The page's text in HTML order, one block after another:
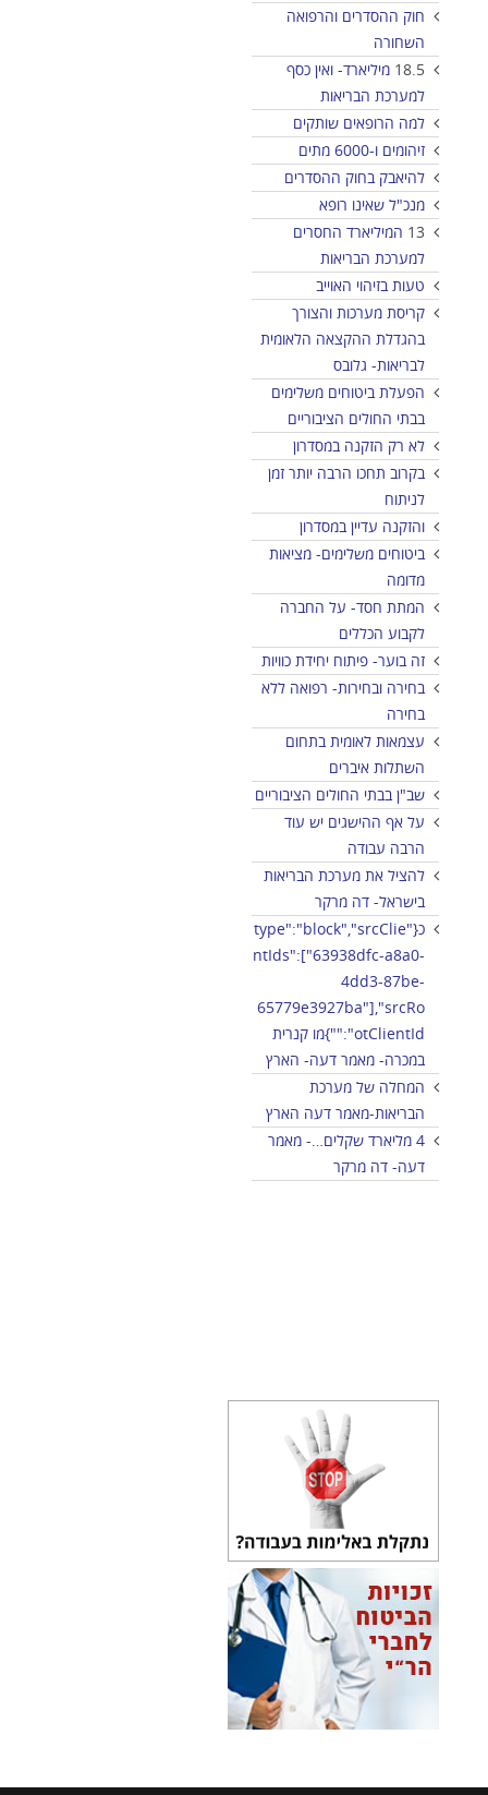
חוק ההסדרים והרפואה
השחורה
18.5 מיליארד- ואין כסף
למערכת הבריאות
למה הרופאים שותקים
זיהומים ו-6000 מתים
להיאבק בחוק ההסדרים
מנכ"ל שאינו רופא
13 המיליארד החסרים
למערכת הבריאות
טעות בזיהוי האוייב
קריסת מערכות והצורך
בהגדלת ההקצאה הלאומית
לבריאות- גלובס
הפעלת ביטוחים משלימים
בבתי החולים הציבוריים
לא רק הזקנה במסדרון
בקרוב תחכו הרבה יותר זמן
לניתוח
והזקנה עדיין במסדרון
ביטוחים משלימים- מציאות
מדומה
המתת חסד- על החברה
לקבוע הכללים
זה בוער- פיתוח יחידת כוויות
בחירה ובחירות- רפואה ללא
בחירה
עצמאות לאומית בתחום
השתלות איברים
שב"ן בבתי החולים הציבוריים
על אף ההישגים יש עוד
הרבה עבודה
להציל את מערכת הבריאות
בישראל- דה מרקר
כ{"type":"block","srcClie
ntIds":["63938dfc-a8a0-
4dd3-87be-
65779e3927ba"],"srcRo
otClientId":""}מו קנרית
במכרה- מאמר דעה- הארץ
המחלה של מערכת
הבריאות-מאמר דעה הארץ
4 מליארד שקלים…- מאמר
דעה- דה מרקר